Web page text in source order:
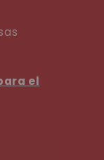
el